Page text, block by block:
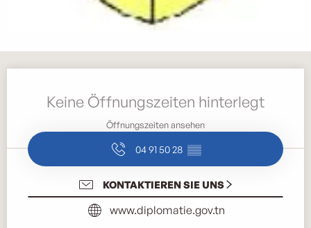
Keine Öffnungszeiten hinterlegt
Öffnungszeiten ansehen
04 91 50 28 ▒▒
KONTAKTIEREN SIE UNS
www.diplomatie.gov.tn